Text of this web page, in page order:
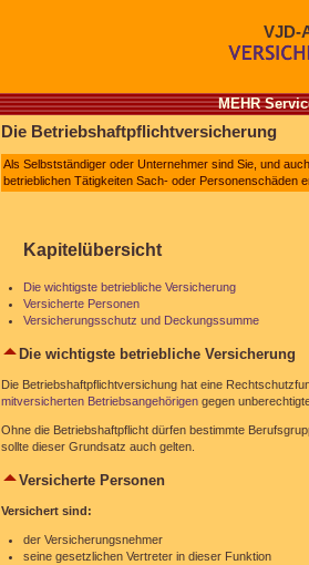
VJD-
MEHR
Die Betriebshaftpflichtversicherung
Als Selbstständiger oder Unternehmer sind Sie, und
betrieblichen Tätigkeiten Sach- oder Personenschäden
Kapitelübersicht
Die wichtigste betriebliche Versicherung
Versicherte Personen
Versicherungsschutz und Deckungssumme
Die wichtigste betriebliche Versicherung
Die Betriebshaftpflichtversichung hat eine
mitversicherten Betriebsangehörigen gegen
Ohne die Betriebshaftpflicht dürfen bestimmte
sollte dieser Grundsatz auch gelten.
Versicherte Personen
Versichert sind:
der Versicherungsnehmer
seine gesetzlichen Vertreter in dieser Funktion